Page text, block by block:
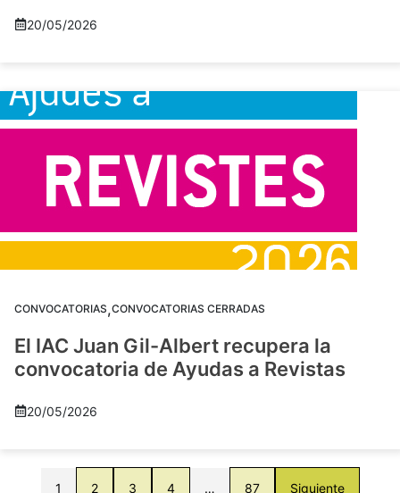
20/05/2026
CONVOCATORIAS,CONVOCATORIAS CERRADAS
El IAC Juan Gil-Albert recupera la
convocatoria de Ayudas a Revistas
20/05/2026
1 2 3 4 … 87 Siguiente